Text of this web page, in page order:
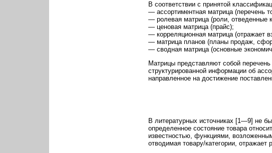
В соответствии с принятой
— ассортиментная матрица (перечень
— ролевая матрица (роли, отведенные
— ценовая матрица (прайс);
— корреляционная матрица (отражает
— матрица планов (планы продаж,
— сводная матрица (основные
Матрицы представляют собой
структурированной информации об
направленное на достижение
В литературных источниках [1—9] не
определенное состояние товара
известностью, функциями,
отводимая товару/категории,